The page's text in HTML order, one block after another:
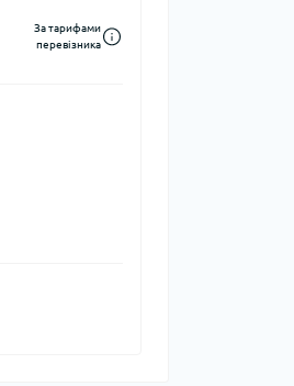
За тарифами
перевізника